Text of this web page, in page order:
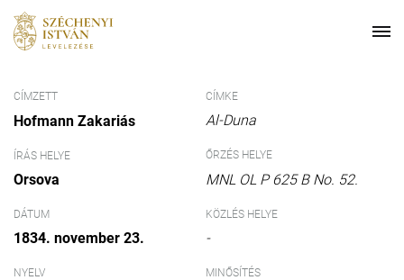
CÍMZETT
Hofmann Zakariás
ÍRÁS HELYE
Orsova
DÁTUM
1834. november 23.
NYELV
CÍMKE
Al-Duna
ŐRZÉS HELYE
MNL OL P 625 B No. 52.
KÖZLÉS HELYE
-
MINŐSÍTÉS